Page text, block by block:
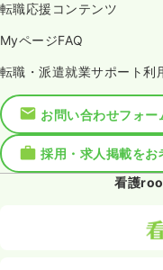
転職応援コンテンツ
MyページFAQ
転職・派遣就業サポート利
お問い合わせフォー
採用・求人掲載をお
看護